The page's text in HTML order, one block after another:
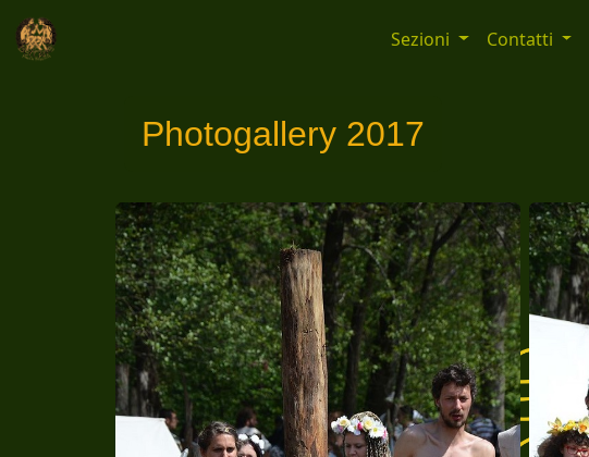
Sezioni Contatti
Photogallery 2017